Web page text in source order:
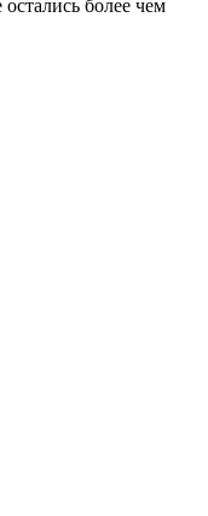
более чем